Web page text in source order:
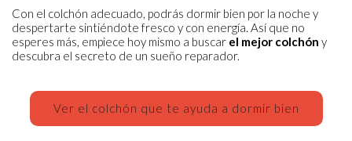
Con el colchón adecuado, podrás dormir bien por la noche y
despertarte sintiéndote fresco y con energía. Así que no
esperes más, empiece hoy mismo a buscar el mejor colchón y
descubra el secreto de un sueño reparador.
Ver el colchón que te ayuda a dormir bien
Déjanos tu email y recibe tu descuento
para mejorar tus noches.